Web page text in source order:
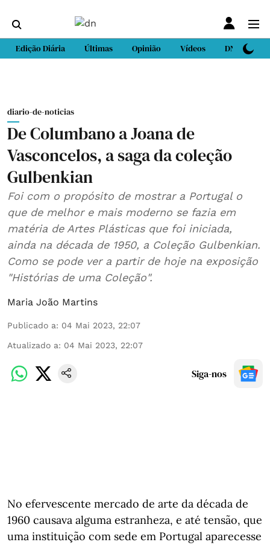
Edição Diária Últimas Opinião Vídeos DN Sport
diario-de-noticias
De Columbano a Joana de
Vasconcelos, a saga da coleção
Gulbenkian
Foi com o propósito de mostrar a Portugal o
que de melhor e mais moderno se fazia em
matéria de Artes Plásticas que foi iniciada,
ainda na década de 1950, a Coleção Gulbenkian.
Como se pode ver a partir de hoje na exposição
"Histórias de uma Coleção".
Maria João Martins
Publicado a: 04 Mai 2023, 22:07
Atualizado a: 04 Mai 2023, 22:07
Siga-nos
No efervescente mercado de arte da década de
1960 causava alguma estranheza, e até tensão, que
uma instituição com sede em Portugal aparecesse